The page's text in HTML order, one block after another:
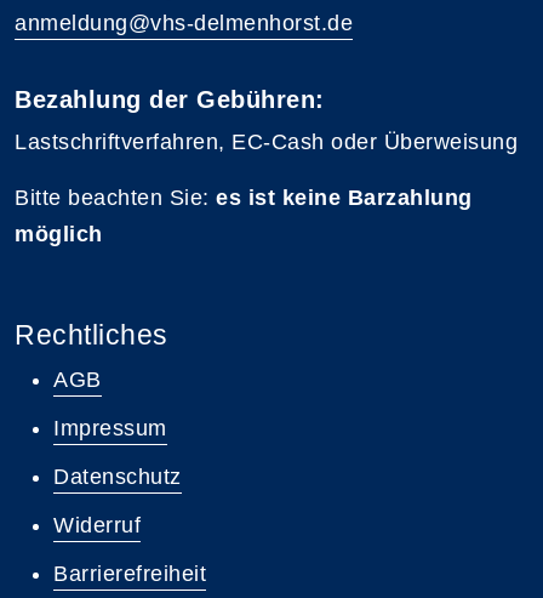
anmeldung@vhs-delmenhorst.de
Bezahlung der Gebühren:
Lastschriftverfahren, EC-Cash oder Überweisung
Bitte beachten Sie: es ist keine Barzahlung
möglich
Rechtliches
AGB
Impressum
Datenschutz
Widerruf
Barrierefreiheit